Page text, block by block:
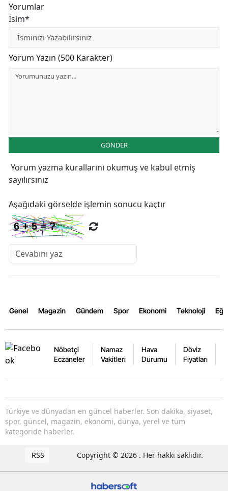
Yorumlar
İsim*
Yorum Yazın (500 Karakter)
GÖNDER
Yorum yazma kurallarını okumuş ve kabul etmiş
sayılırsınız
Aşağıdaki görselde işlemin sonucu kaçtır
Genel Magazin Gündem Spor Ekonomi Teknoloji
Nöbetçi
Eczaneler
Namaz
Vakitleri
Hava
Durumu
Döviz
Fiyatları
Türkiye ve dünyadan en güncel haberler. Son dakika, siyaset,
spor, güncel, magazin, ekonomi, dünya, yerel ve tüm
kategoride haberler.
RSS Copyright © 2026 . Her hakkı saklıdır.